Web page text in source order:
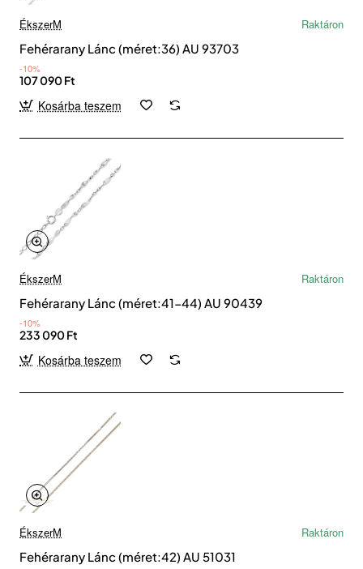
ÉkszerM
Raktáron
Fehérarany Lánc (méret:36) AU 93703
-10%
107 090 Ft
Kosárba teszem
ÉkszerM
Raktáron
Fehérarany Lánc (méret:41-44) AU 90439
-10%
233 090 Ft
Kosárba teszem
ÉkszerM
Raktáron
Fehérarany Lánc (méret:42) AU 51031